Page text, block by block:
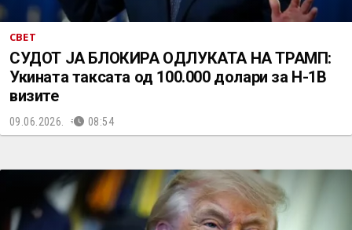
СВЕТ
СУДОТ ЈА БЛОКИРА ОДЛУКАТА НА ТРАМП:
Укината таксата од 100.000 долари за H-1B
визите
09.06.2026. 08:54